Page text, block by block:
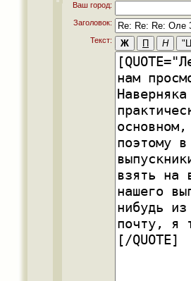
Ваш город:
Заголовок:
Текст: